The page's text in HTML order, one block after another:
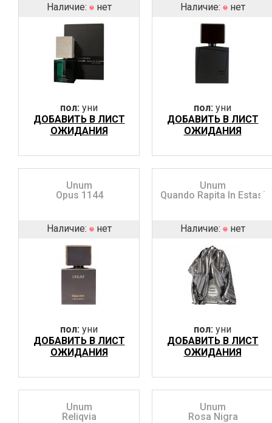
Наличие: нет
пол: уни
ДОБАВИТЬ В ЛИСТ
ОЖИДАНИЯ
Наличие: нет
пол: уни
ДОБАВИТЬ В ЛИСТ
ОЖИДАНИЯ
Unum
Opus 1144
Наличие: нет
пол: уни
ДОБАВИТЬ В ЛИСТ
ОЖИДАНИЯ
Unum
Quando Rapita In Estasi
Наличие: нет
пол: уни
ДОБАВИТЬ В ЛИСТ
ОЖИДАНИЯ
Unum
Reliqvia
Unum
Rosa Nigra